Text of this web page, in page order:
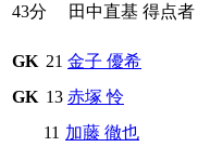
43分 田中直基 得点者
GK 21 金子 優希
GK 13 赤塚 怜
11 加藤 徹也